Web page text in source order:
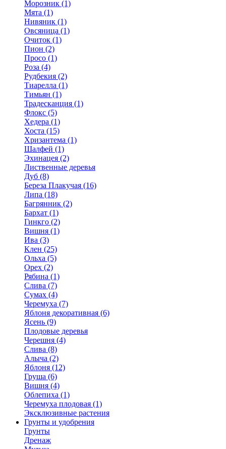
Морозник (1)
Мята (1)
Нивяник (1)
Овсяница (1)
Очиток (1)
Пион (2)
Просо (1)
Роза (4)
Рудбекия (2)
Тиарелла (1)
Тимьян (1)
Традесканция (1)
Флокс (5)
Хедера (1)
Хоста (15)
Хризантема (1)
Шалфей (1)
Эхинацея (2)
Лиственные деревья
Дуб (8)
Береза Плакучая (16)
Липа (18)
Багрянник (2)
Бархат (1)
Гинкго (2)
Вишня (1)
Ива (3)
Клен (25)
Ольха (5)
Орех (2)
Рябина (1)
Слива (7)
Сумах (4)
Черемуха (7)
Яблоня декоративная (6)
Ясень (9)
Плодовые деревья
Черешня (4)
Слива (8)
Алыча (2)
Яблоня (12)
Груша (6)
Вишня (4)
Облепиха (1)
Черемуха плодовая (1)
Эксклюзивные растения
Грунты и удобрения
Грунты
Дренаж